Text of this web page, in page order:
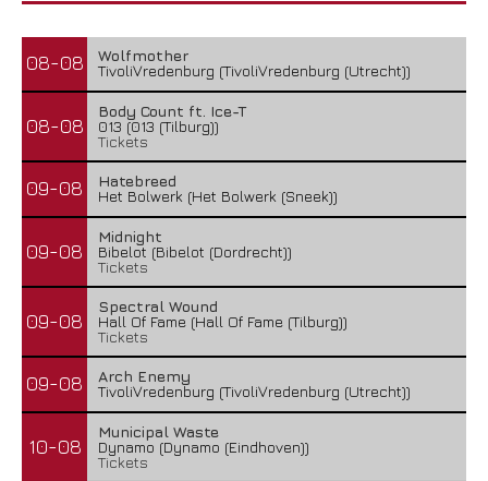
08-08
Wolfmother
TivoliVredenburg (TivoliVredenburg (Utrecht))
08-08
Body Count ft. Ice-T
013 (013 (Tilburg))
Tickets
09-08
Hatebreed
Het Bolwerk (Het Bolwerk (Sneek))
09-08
Midnight
Bibelot (Bibelot (Dordrecht))
Tickets
09-08
Spectral Wound
Hall Of Fame (Hall Of Fame (Tilburg))
Tickets
09-08
Arch Enemy
TivoliVredenburg (TivoliVredenburg (Utrecht))
10-08
Municipal Waste
Dynamo (Dynamo (Eindhoven))
Tickets